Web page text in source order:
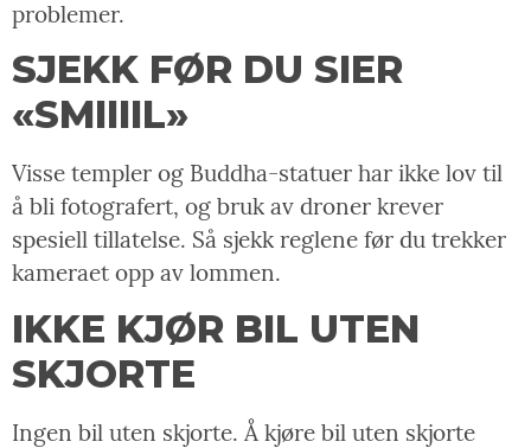
problemer.
SJEKK FØR DU SIER
«SMIIIIL»
Visse templer og Buddha-statuer har ikke lov til
å bli fotografert, og bruk av droner krever
spesiell tillatelse. Så sjekk reglene før du trekker
kameraet opp av lommen.
IKKE KJØR BIL UTEN
SKJORTE
Ingen bil uten skjorte. Å kjøre bil uten skjorte